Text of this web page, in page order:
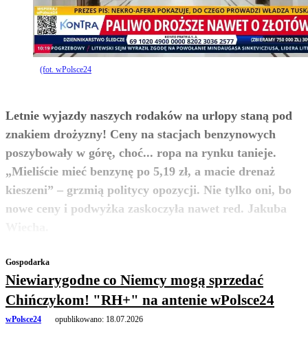
(fot. wPolsce24
Letnie wyjazdy naszych rodaków na urlopy staną pod
znakiem drożyzny! Ceny na stacjach benzynowych
poszybowały w górę, choć... ropa na rynku tanieje.
„Mieliście mieć benzynę po 5,19 zł, a macie drenaż
kieszeni” – grzmią politycy opozycji. Nie tylko oni, bo
nowe ceny i podwyżka zaskoczyła nawet red. Jakuba
zobacz więcej
Gospodarka
Niewiarygodne co Niemcy mogą sprzedać
Chińczykom! "RH+" na antenie wPolsce24
wPolsce24 opublikowano: 18.07.2026